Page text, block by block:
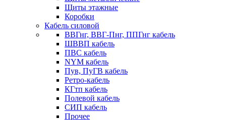
Щиты этажные
Коробки
Кабель силовой
ВВГнг, ВВГ-Пнг, ППГнг кабель
ШВВП кабель
ПВС кабель
NYM кабель
Пув, ПуГВ кабель
Ретро-кабель
КГтп кабель
Полевой кабель
СИП кабель
Прочее